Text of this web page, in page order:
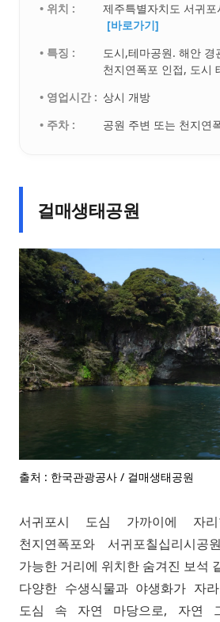
• 위치 :
제주특별자치도 서귀
[바로가기]
• 특징 :
도시,테마공원. 해안 경
천지연폭포 인접, 도시
• 영업시간 : 상시 개방
• 주차 :
공원 주변 또는 천지연
걸매생태공원
출처 : 한국관광공사 / 걸매생태공원
서귀포시 도심 가까이에 자리
천지연폭포와 서귀포칠십리시
가능한 거리에 위치한 숨겨진 보석
다양한 수생식물과 야생화가 자
도심 속 자연 마당으로, 자연